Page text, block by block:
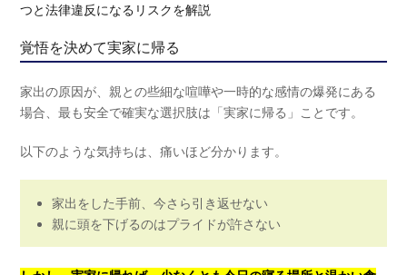
つと法律違反になるリスクを解説
覚悟を決めて実家に帰る
家出の原因が、親との些細な喧嘩や一時的な感情の爆発にある
場合、最も安全で確実な選択肢は「実家に帰る」ことです。
以下のような気持ちは、痛いほど分かります。
家出をした手前、今さら引き返せない
親に頭を下げるのはプライドが許さない